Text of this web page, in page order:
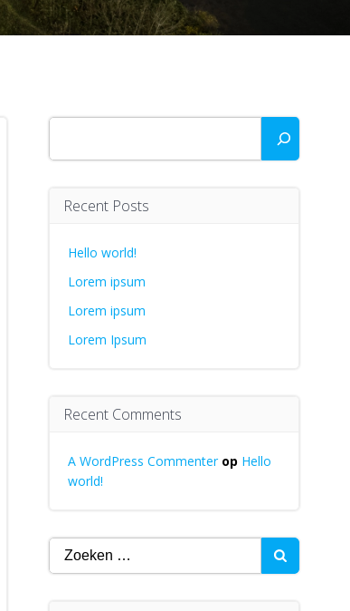
Zoeken
Recent Posts
Hello world!
Lorem ipsum
Lorem ipsum
Lorem Ipsum
Recent Comments
A WordPress Commenterop Hello
world!
Zoeken
naar: